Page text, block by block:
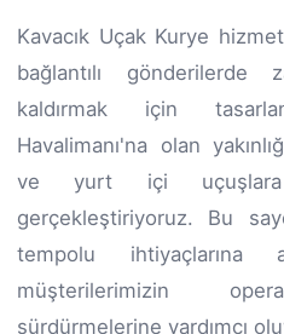
Kavacık Uçak Kurye
bağlantılı gönderilerde
kaldırmak için
Havalimanı'na olan
ve yurt içi uçuşlara
gerçekleştiriyoruz. Bu
tempolu ihtiyaçlarına
müşterilerimizin
sürdürmelerine yardımcı